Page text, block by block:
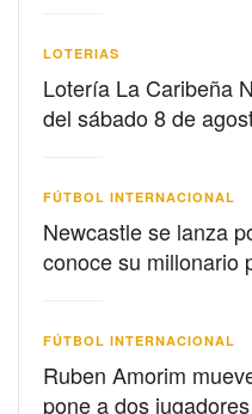
LOTERIAS
Lotería La Caribeña
del sábado 8 de
FÚTBOL INTERNACIONAL
Newcastle se lanza
conoce su millonario
FÚTBOL INTERNACIONAL
Ruben Amorim
pone a dos